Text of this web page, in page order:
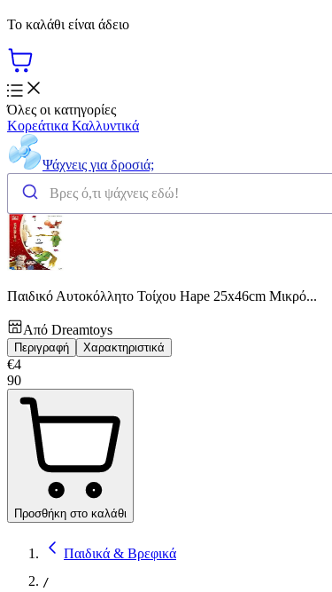
Το καλάθι είναι άδειο
Όλες οι κατηγορίες
Κορεάτικα Καλλυντικά
Ψάχνεις για δροσιά;
Παιδικό Αυτοκόλλητο Τοίχου Hape 25x46cm Μικρό...
Από Dreamtoys
Περιγραφή Χαρακτηριστικά
€4
90
Προσθήκη στο καλάθι
Παιδικά & Βρεφικά
/